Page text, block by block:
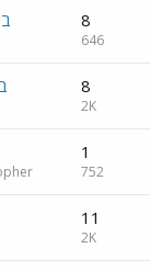
8
646
8
2K
1
752
11
2K